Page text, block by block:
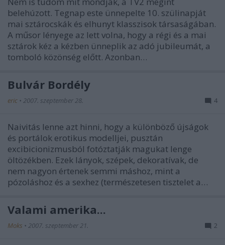
belehúzott. Tegnap este ünnepelte 10. szülinapját
mai sztárocskák és elhunyt klasszisok társaságában.
A műsor lényege az lett volna, hogy a régi és a mai
sztárok kéz a kézben ünneplik az adó jubileumát, a
tomboló közönség előtt. Azonban…
Bulvár Bordély
eric • 2007. szeptember 28. 4
Naivitás lenne azt hinni, hogy a különböző újságok
és portálok erotikus modelljei, pusztán
excibicionizmusból fotóztatják magukat lenge
öltözékben. Ezek lányok, szépek, dekoratívak, de
nem nagyon értenek semmi máshoz, mint a
pózoláshoz és a sexhez (természetesen tisztelet a…
Valami amerika...
Moks • 2007. szeptember 21. 2